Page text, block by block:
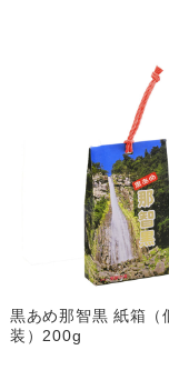
黒あめ那智黒 紙箱（
装）200g